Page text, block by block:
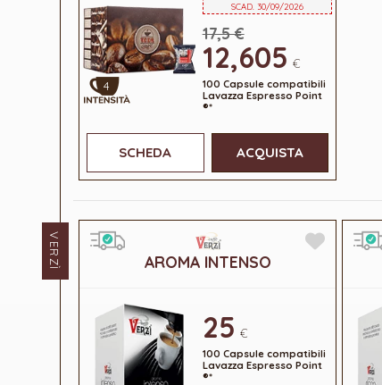
4
SCAD. 30/09/2026
17,5 €
12,605 €
100 Capsule compatibili
Lavazza Espresso Point
®*
SCHEDA ACQUISTA
VERZÌ AROMA INTENSO
25 €
100 Capsule compatibili
Lavazza Espresso Point
®*